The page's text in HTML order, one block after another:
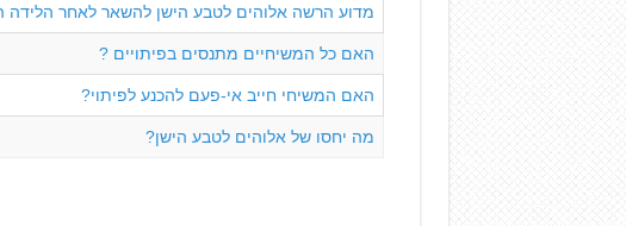
מדוע הרשה אלוהים לטבע הישן להשאר לאחר
האם כל המשיחיים מתנסים בפיתויים ?
האם המשיחי חייב אי-פעם להכנע לפיתוי?
מה יחסו של אלוהים לטבע הישן?